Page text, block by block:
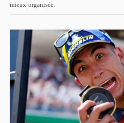
mieux organisée.